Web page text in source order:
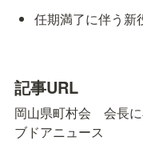
任期満了に伴う新
記事URL
岡山県町村会　会長